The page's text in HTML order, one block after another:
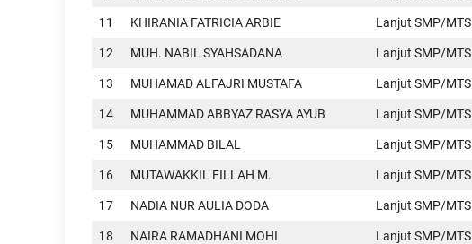
11 KHIRANIA FATRICIA ARBIE Lanjut SMP/MTS
12 MUH. NABIL SYAHSADANA Lanjut SMP/MTS
13 MUHAMAD ALFAJRI MUSTAFA Lanjut SMP/MTS
14 MUHAMMAD ABBYAZ RASYA AYUB Lanjut SMP/MTS
15 MUHAMMAD BILAL Lanjut SMP/MTS
16 MUTAWAKKIL FILLAH M. Lanjut SMP/MTS
17 NADIA NUR AULIA DODA Lanjut SMP/MTS
18 NAIRA RAMADHANI MOHI Lanjut SMP/MTS